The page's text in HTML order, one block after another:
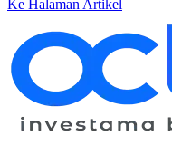
Ke Halaman Artikel